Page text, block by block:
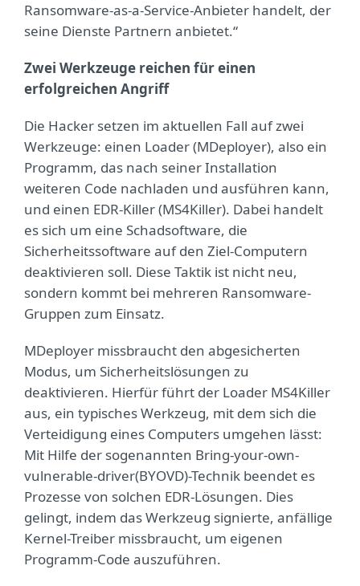
Ransomware-as-a-Service-Anbieter handelt, der
seine Dienste Partnern anbietet.“
Zwei Werkzeuge reichen für einen
erfolgreichen Angriff
Die Hacker setzen im aktuellen Fall auf zwei
Werkzeuge: einen Loader (MDeployer), also ein
Programm, das nach seiner Installation
weiteren Code nachladen und ausführen kann,
und einen EDR-Killer (MS4Killer). Dabei handelt
es sich um eine Schadsoftware, die
Sicherheitssoftware auf den Ziel-Computern
deaktivieren soll. Diese Taktik ist nicht neu,
sondern kommt bei mehreren Ransomware-
Gruppen zum Einsatz.
MDeployer missbraucht den abgesicherten
Modus, um Sicherheitslösungen zu
deaktivieren. Hierfür führt der Loader MS4Killer
aus, ein typisches Werkzeug, mit dem sich die
Verteidigung eines Computers umgehen lässt:
Mit Hilfe der sogenannten Bring-your-own-
vulnerable-driver(BYOVD)-Technik beendet es
Prozesse von solchen EDR-Lösungen. Dies
gelingt, indem das Werkzeug signierte, anfällige
Kernel-Treiber missbraucht, um eigenen
Programm-Code auszuführen.